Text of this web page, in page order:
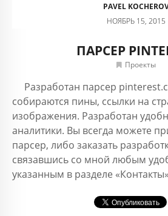
PAVEL
НОЯБРЬ 15, 2015
ПАРСЕР
Проекты
Разработан парсер
собираются пины, ссылки на
изображения. Разработан
аналитики. Вы всегда можете
парсер, либо заказать
связавшись со мной любым
указанным в разделе